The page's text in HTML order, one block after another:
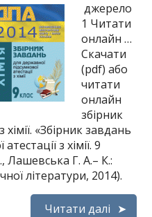
джерело
1 Читати
онлайн …
Скачати
(pdf) або
читати
онлайн
збірник
«Збірник завдань
з хімії. 9
Лашевська Г. А.– К.:
літератури, 2014).
Читати далі